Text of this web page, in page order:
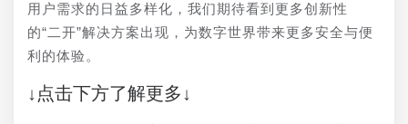
用户需求的日益多样化，我们期待看到更多创新性
的“二开”解决方案出现，为数字世界带来更多安全与便
利的体验。
↓点击下方了解更多↓